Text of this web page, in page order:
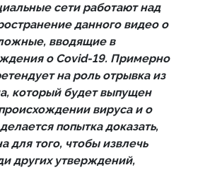
сети работают над
данного видео о
вводящие в
о Covid-19. Примерно
на роль отрывка из
который будет выпущен
вируса и о
попытка доказать,
для того, чтобы извлечь
других утверждений,